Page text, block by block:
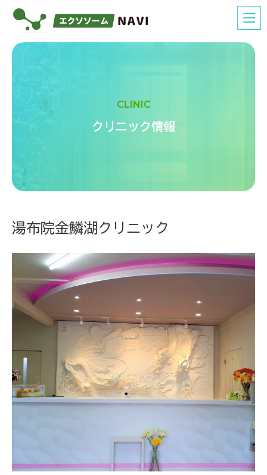
CLINIC
クリニック情報
湯布院金鱗湖クリニック